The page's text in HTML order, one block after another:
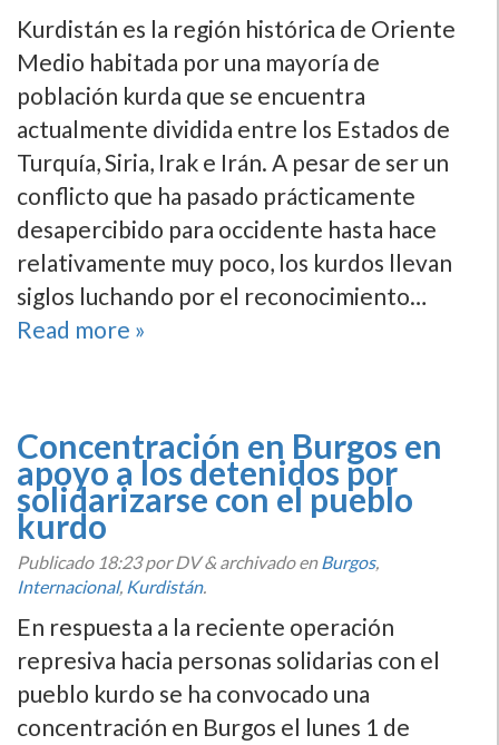
Kurdistán es la región histórica de Oriente
Medio habitada por una mayorí­a de
población kurda que se encuentra
actualmente dividida entre los Estados de
Turquí­a, Siria, Irak e Irán. A pesar de ser un
conflicto que ha pasado prácticamente
desapercibido para occidente hasta hace
relativamente muy poco, los kurdos llevan
siglos luchando por el reconocimiento…
Read more »
Concentración en Burgos en
apoyo a los detenidos por
solidarizarse con el pueblo
kurdo
Publicado 18:23por DV&archivado enBurgos,
Internacional, Kurdistán.
En respuesta a la reciente operación
represiva hacia personas solidarias con el
pueblo kurdo se ha convocado una
concentración en Burgos el lunes 1 de